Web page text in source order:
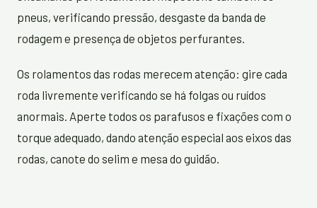
pneus, verificando pressão, desgaste da banda de
rodagem e presença de objetos perfurantes.
Os rolamentos das rodas merecem atenção: gire cada
roda livremente verificando se há folgas ou ruídos
anormais. Aperte todos os parafusos e fixações com o
torque adequado, dando atenção especial aos eixos das
rodas, canote do selim e mesa do guidão.